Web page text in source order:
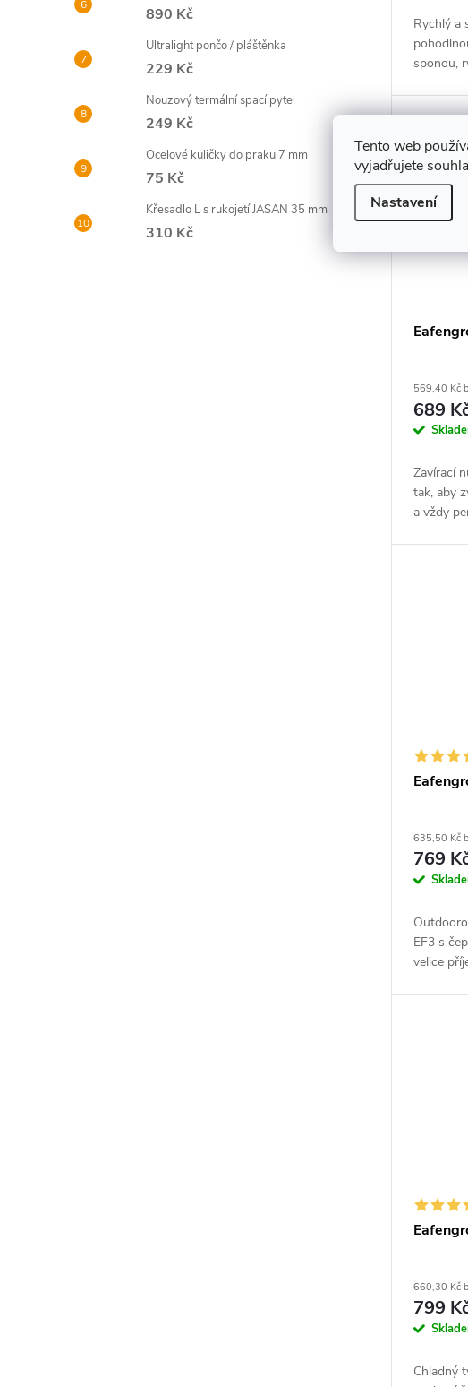
Tento web
vyjadřujete
Nastavení
890 Kč
Ultralight pončo / pláštěnka
229 Kč
Nouzový termální spací pytel
249 Kč
Ocelové kuličky do praku 7 mm
75 Kč
Křesadlo L s rukojetí JASAN 35 mm
310 Kč
Rychlý a
sponou,
569,40 Kč
689
Zavírací
tak, aby
a vždy
635,50 Kč
769
EF3 s
velice
660,30 Kč
799
Chladný